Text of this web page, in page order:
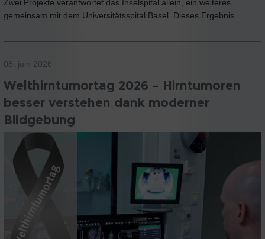
Zwei Projekte verantwortet das Inselspital allein, ein weiteres
gemeinsam mit dem Universitätsspital Basel. Dieses Ergebnis…
08. juin 2026
Welthirntumortag 2026 – Hirntumoren
besser verstehen dank moderner
Bildgebung